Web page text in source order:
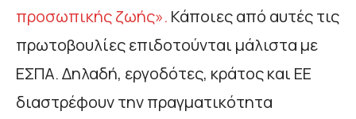
προσωπικής ζωής». Κάποιες από αυτές τις
πρωτοβουλίες επιδοτούνται μάλιστα με
ΕΣΠΑ. Δηλαδή, εργοδότες, κράτος και ΕΕ
διαστρέφουν την πραγματικότητα